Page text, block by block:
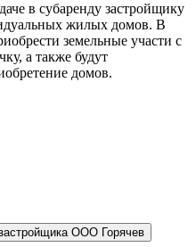
в субаренду застройщику
жилых домов. В
земельные участи с
а также будут
домов.
ООО Горячев